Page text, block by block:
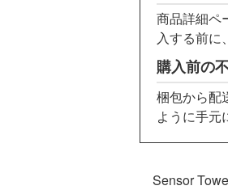
商品詳細ペ
入する前に
購入前の
梱包から配
ように手元
Sensor